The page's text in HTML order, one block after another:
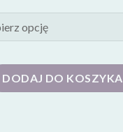
DODAJ DO KOSZYKA